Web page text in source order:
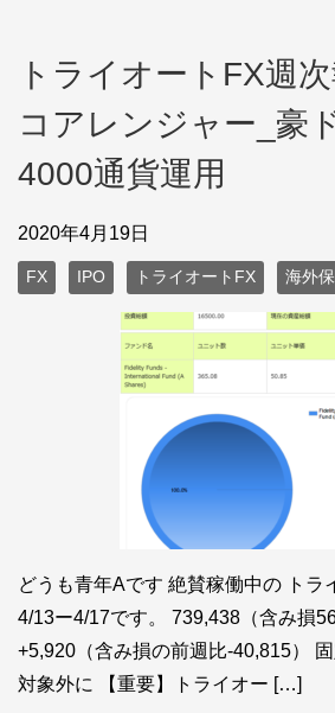
トライオートFX週
コアレンジャー_豪
4000通貨運用
2020年4月19日
FX IPO トライオートFX 海外
どうも青年Aです 絶賛稼働中の トラ
4/13ー4/17です。 739,438（含み損
+5,920（含み損の前週比-40,815）
対象外に 【重要】トライオー […]